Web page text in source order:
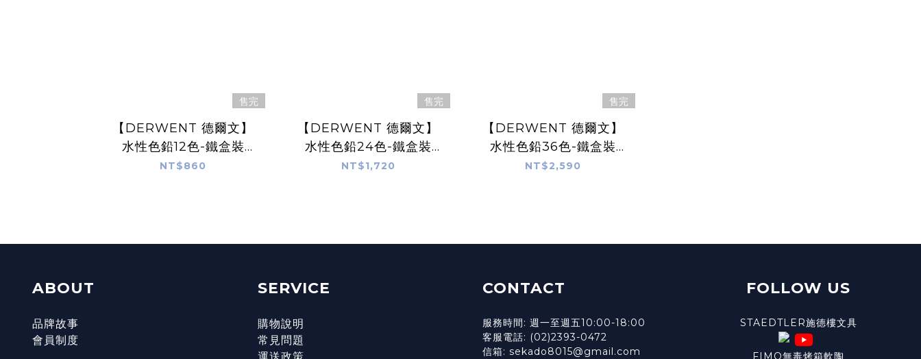
售完
【DERWENT 德爾文】
水性色鉛12色-鐵盒裝
DW32881
NT$860
售完
【DERWENT 德爾文】
水性色鉛24色-鐵盒裝
DW32883
NT$1,720
售完
【DERWENT 德爾文】
水性色鉛36色-鐵盒裝
DW32885
NT$2,590
ABOUT
品牌故事
會員制度
SERVICE
購物說明
常見問題
CONTACT
服務時間: 週一至週五10:00-18:00
客服電話: (02)2393-0472
信箱: sekado8015@gmail.com
FOLLOW US
STAEDTLER施德樓文具
FIMO無毒烤箱軟陶